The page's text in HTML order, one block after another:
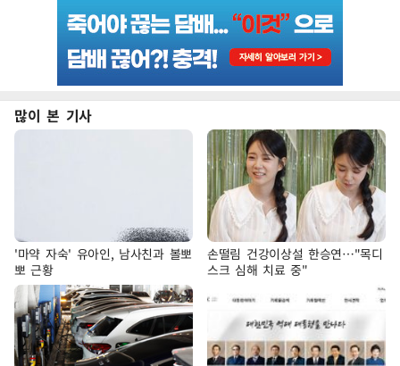
많이 본 기사
'마약 자숙' 유아인, 남사친과 볼뽀
뽀 근황
손떨림 건강이상설 한승연…"목디
스크 심해 치료 중"